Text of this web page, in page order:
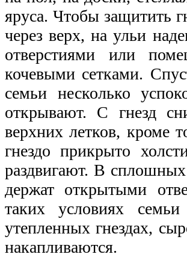
яруса. Чтобы защитить
через верх, на ульи
отверстиями или
кочевыми сетками.
семьи несколько
открывают. С гнезд
верхних летков, кроме
гнездо прикрыто
раздвигают. В
держат открытыми
таких условиях
утепленных гнездах,
накапливаются.